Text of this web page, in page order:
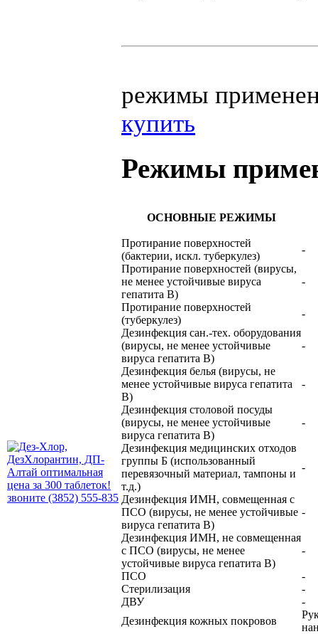
режимы
купить
Режимы
ОСНОВНЫЕ РЕЖИМЫ
Протирание поверхностей
(бактерии, искл. туберкулез)
-
Протирание поверхностей (вирусы,
не менее устойчивые вируса
гепатита В)
-
Протирание поверхностей
(туберкулез)
-
Дезинфекция сан.-тех. оборудования
(вирусы, не менее устойчивые
вируса гепатита В)
-
Дезинфекция белья (вирусы, не
менее устойчивые вируса гепатита
В)
-
Дезинфекция столовой посуды
(вирусы, не менее устойчивые
вируса гепатита В)
-
Дезинфекция медицинских отходов
группы Б (использованный
перевязочный материал, тампоны и
т.д.)
-
Дезинфекция ИМН, совмещенная с
ПСО (вирусы, не менее устойчивые
вируса гепатита В)
-
Дезинфекция ИМН, не совмещенная
с ПСО (вирусы, не менее
устойчивые вируса гепатита В)
-
ПСО
-
Стерилизация
-
ДВУ
-
Дезинфекция кожных покровов